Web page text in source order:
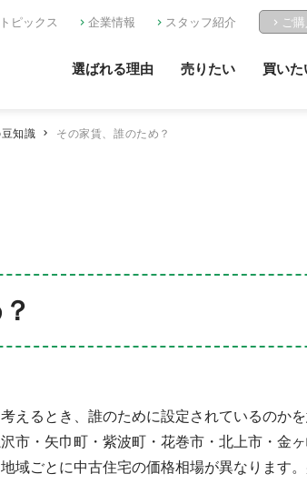
選ばれる理由 売りたい 買いた
ピックス 企業情報 スタッフ紹介 ご
知識 その家賃、誰のため？
えるとき、誰のために設定されているのか
市・矢巾町・紫波町・花巻市・北上市・金
域ごとに中古住宅の価格相場が異なります。